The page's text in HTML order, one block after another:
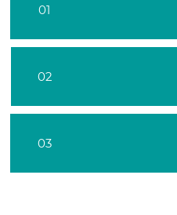
01
02
03